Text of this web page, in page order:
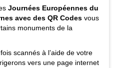
Journées Européennes du
avec des QR Codes vous
monuments de la
scannés à l’aide de votre
vers une page internet